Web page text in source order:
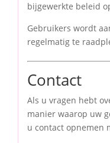
bijgewerkte beleid
Gebruikers wordt
regelmatig te
Contact
Als u vragen hebt
manier waarop uw
u contact opnemen